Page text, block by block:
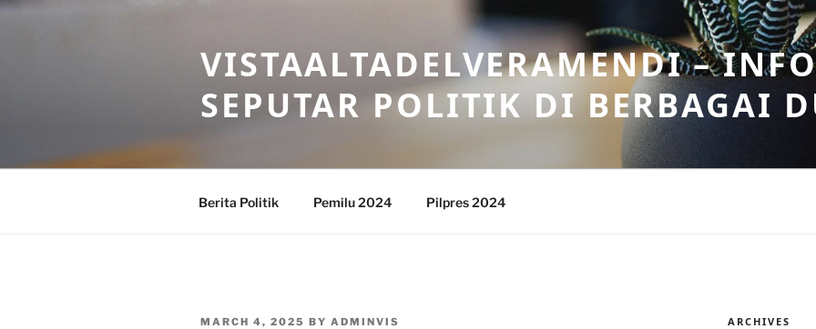
Skip
VISTAALTADELVERAMENDI –
SEPUTAR POLITIK DI BERBAGAI
Berita Politik Pemilu 2024 Pilpres 2024
POSTED
MARCH 4, 2025 BY ADMINVIS ARCHIVES